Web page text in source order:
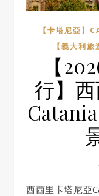
【卡塔尼亞】
【義大利
【
行】
西西里卡塔尼亞Catania交通治安住宿美食自由行旅遊